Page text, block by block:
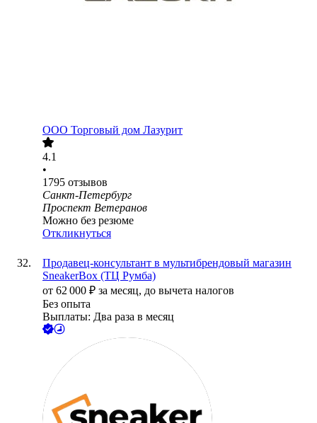
ООО Торговый дом Лазурит
4.1
•
1795 отзывов
Санкт-Петербург
Проспект Ветеранов
Можно без резюме
Откликнуться
Продавец-консультант в мультибрендовый магазин
SneakerBox (ТЦ Румба)
от 62 000 ₽ за месяц, до вычета налогов
Без опыта
Выплаты: Два раза в месяц